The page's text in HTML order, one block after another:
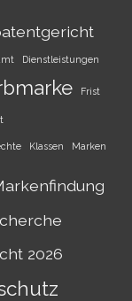
Dienstleistungen
Frist
Klassen Marken
2026